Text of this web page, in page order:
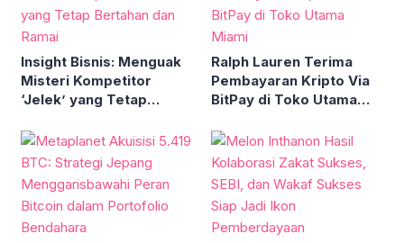
Insight Bisnis: Menguak
Misteri Kompetitor
‘Jelek’ yang Tetap
Ralph Lauren Terima
Pembayaran Kripto Via
BitPay di Toko Utama